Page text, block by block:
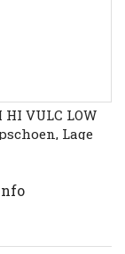
VULC LOW
Lage